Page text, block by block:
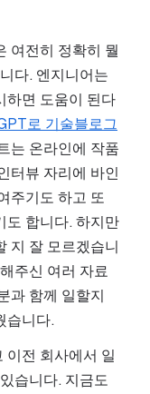
여전히 정확히 뭘
다. 엔지니어는
하면 도움이 된다
로 기술블로그
는 온라인에 작품
터뷰 자리에 바인
주기도 하고 또
도 합니다. 하지만
지 잘 모르겠습니
주신 여러 자료
과 함께 일할지
습니다.
이전 회사에서 일
습니다. 지금도